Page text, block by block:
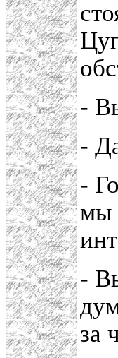
-
-
-
мы
-
за